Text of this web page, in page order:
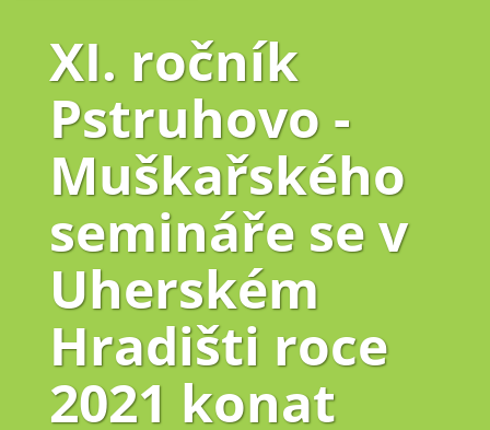
XI. ročník
Pstruhovo -
Muškařského
semináře se v
Uherském
Hradišti roce
2021 konat